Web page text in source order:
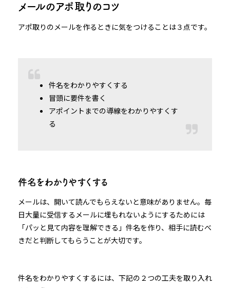
メールのアポ取りのコツ
アポ取りのメールを作るときに気をつけることは３点です。
件名をわかりやすくする
冒頭に要件を書く
アポイントまでの導線をわかりやすくす
る
件名をわかりやすくする
メールは、開いて読んでもらえないと意味がありません。毎
日大量に受信するメールに埋もれないようにするためには
「パッと見て内容を理解できる」件名を作り、相手に読むべ
きだと判断してもらうことが大切です。
件名をわかりやすくするには、下記の２つの工夫を取り入れ